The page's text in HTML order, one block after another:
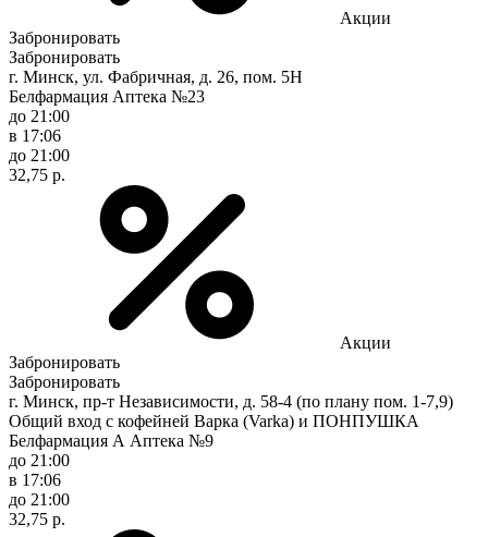
Акции
Забронировать
Забронировать
г. Минск, ул. Фабричная, д. 26, пом. 5Н
Белфармация Аптека №23
до 21:00
в 17:06
до 21:00
32,75 р.
Акции
Забронировать
Забронировать
г. Минск, пр-т Независимости, д. 58-4 (по плану пом. 1-7,9)
Общий вход с кофейней Варка (Varka) и ПОНПУШКА
Белфармация А Аптека №9
до 21:00
в 17:06
до 21:00
32,75 р.